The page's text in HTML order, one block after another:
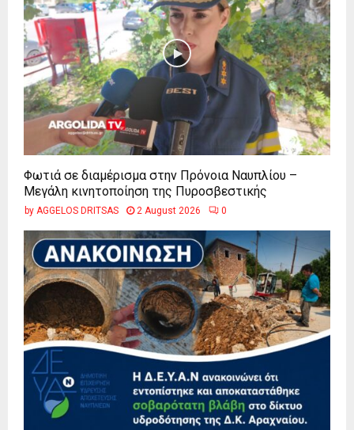
Φωτιά σε διαμέρισμα στην Πρόνοια Ναυπλίου –
Μεγάλη κινητοποίηση της Πυροσβεστικής
by AGGELOS DRITSAS 2 August 2026 0